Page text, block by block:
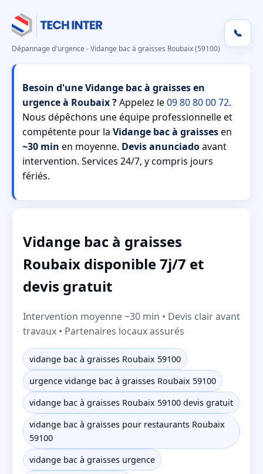
Dépannage d'urgence - Vidange bac à graisses Roubaix (59100)
📞
Besoin d'une Vidange bac à graisses en
urgence à Roubaix ?Appelez le09 80 80 00 72.
Nous dépêchons une équipe professionnelle et
compétente pour la Vidange bac à graissesen
~30 min en moyenne. Devis anunciadoavant
intervention. Services 24/7, y compris jours
fériés.
Vidange bac à graisses
Roubaix disponible 7j/7 et
devis gratuit
Intervention moyenne ~30 min • Devis clair avant
travaux • Partenaires locaux assurés
vidange bac à graisses Roubaix 59100
urgence vidange bac à graisses Roubaix 59100
vidange bac à graisses Roubaix 59100 devis gratuit
vidange bac à graisses pour restaurants Roubaix
59100
vidange bac à graisses urgence